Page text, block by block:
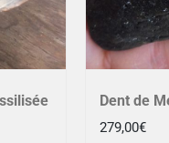
Dent de
279,00€